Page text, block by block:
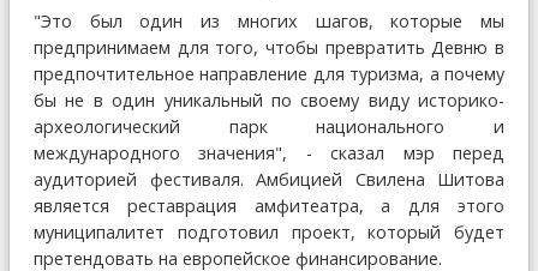
"Это был один из многих шагов, которые мы
предпринимаем для того, чтобы превратить Девню в
предпочтительное направление для туризма, а почему
бы не в один уникальный по своему виду историко-
археологический парк национального и
международного значения", - сказал мэр перед
аудиторией фестиваля. Амбицией Свилена Шитова
является реставрация амфитеатра, а для этого
муниципалитет подготовил проект, который будет
претендовать на европейское финансирование.